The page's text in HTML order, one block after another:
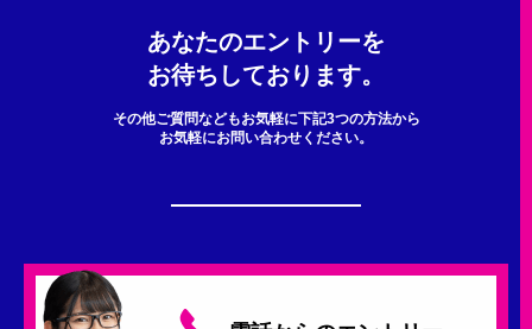
あなたのエントリーを
お待ちしております。
その他ご質問などもお気軽に下記3つの方法から
お気軽にお問い合わせください。